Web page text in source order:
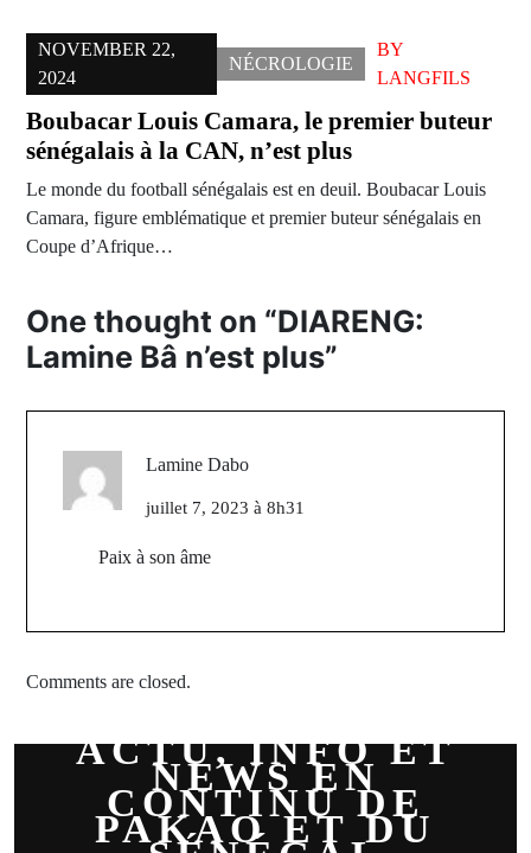
NOVEMBER 22,
2024
NÉCROLOGIE
BY
LANGFILS
Boubacar Louis Camara, le premier buteur
sénégalais à la CAN, n’est plus
Le monde du football sénégalais est en deuil. Boubacar Louis
Camara, figure emblématique et premier buteur sénégalais en
Coupe d’Afrique…
One thought on “DIARENG:
Lamine Bâ n’est plus”
Lamine Dabo
juillet 7, 2023 à 8h31
Paix à son âme
Comments are closed.
ACTU, INFO ET
NEWS EN
CONTINU DE
PAKAO ET DU